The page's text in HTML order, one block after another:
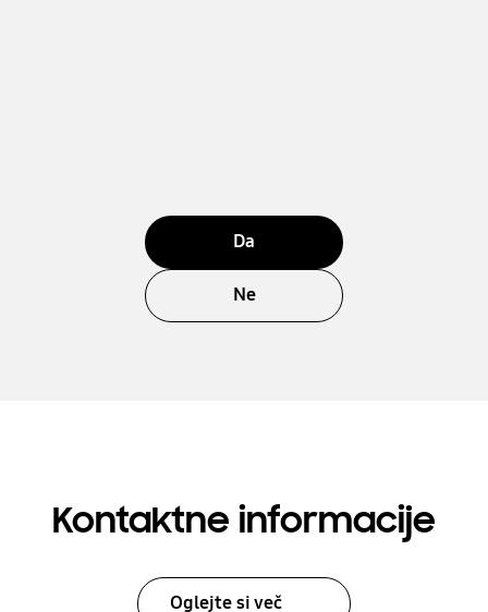
Da
Ne
Kontaktne informacije
Oglejte si več